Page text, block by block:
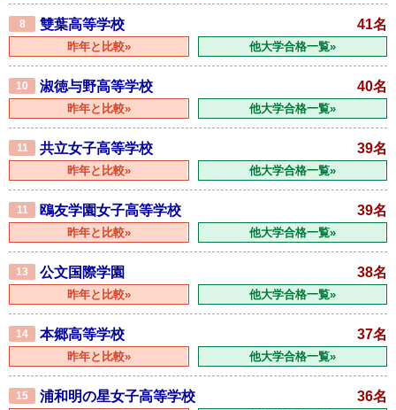
8 雙葉高等学校 41名
昨年と比較» 他大学合格一覧»
10 淑徳与野高等学校 40名
昨年と比較» 他大学合格一覧»
11 共立女子高等学校 39名
昨年と比較» 他大学合格一覧»
11 鴎友学園女子高等学校 39名
昨年と比較» 他大学合格一覧»
13 公文国際学園 38名
昨年と比較» 他大学合格一覧»
14 本郷高等学校 37名
昨年と比較» 他大学合格一覧»
15 浦和明の星女子高等学校 36名